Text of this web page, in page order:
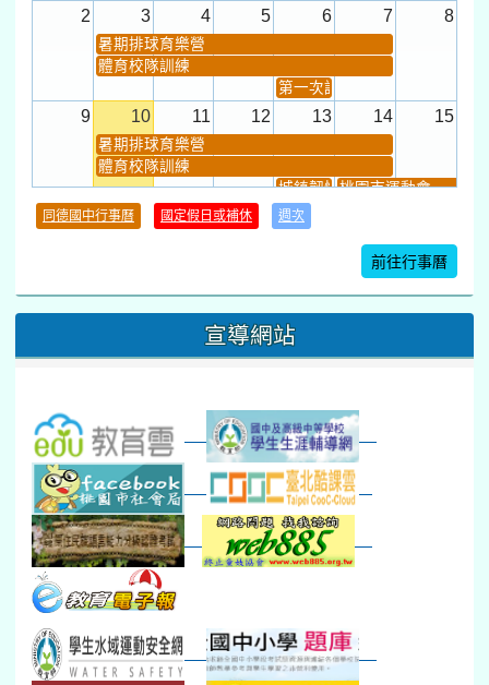
2 3 4 5 6 7 8
暑期排球育樂營
體育校隊訓練
第一次課發會 (12:30~)
9 10 11 12 13 14 15
暑期排球育樂營
體育校隊訓練
城鎮韌性(防空)演習
桃園市運動會
暑期體育育樂營結束
21 22
桃園市運動會
數感實驗夏令營(整天)
新生智力測驗補測(...
下午-新進教師研習
教師備課會議
新生訓練(整天)新生訓練(~12:00)
下午-校務會議14:00-
八九年級返校8-9
防災演練工作分配及...
30 31 2 3
本週_健康檢查週各班器材負責人訓練
發放班級書箱及晨讀...
技藝教育學程說明會...
12:30幹部訓練七年級新生健檢
本週_友善校園週收學生證、換補教科...
本週_圖書館開放借...
開學日
第一週
超額比序暨免試入學...
同德國中行事曆 國定假日或補休 週次
前往行事曆
宣導網站